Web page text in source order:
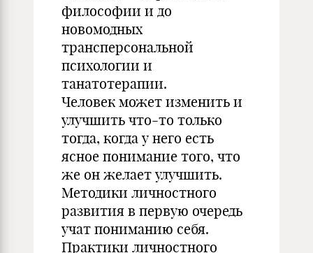
философии и до
новомодных
трансперсональной
психологии и
танатотерапии.
Человек может изменить и
улучшить что-то только
тогда, когда у него есть
ясное понимание того, что
же он желает улучшить.
Методики личностного
развития в первую очередь
учат пониманию себя.
Практики личностного